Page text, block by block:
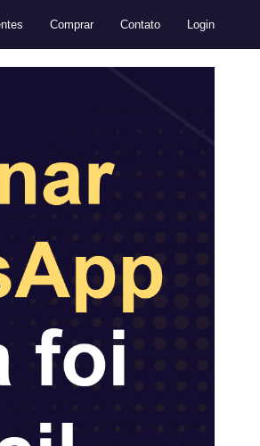
Comprar Contato Login